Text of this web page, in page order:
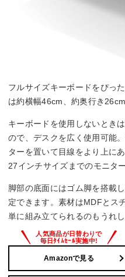
フルサイズキーボードをぴっ
は約横幅46cm、約奥行き26cm
キーボードを使用しないとき
ので、デスクを広く使用可能
ターを置いて目線をより上に
27インチサイズまでのモニタ
脚部の底面にはゴム脚を搭載
定できます。素材はMDFとス
単に組み立てられるのもうれ
Amazonで見る